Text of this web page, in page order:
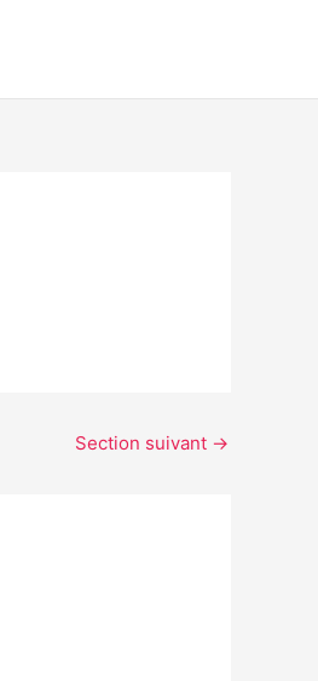
Section suivant →